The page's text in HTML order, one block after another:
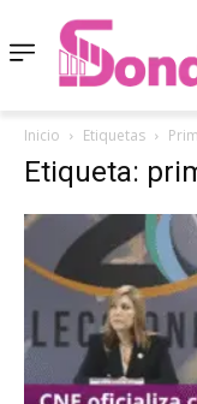
Inicio Etiquetas
Etiqueta: